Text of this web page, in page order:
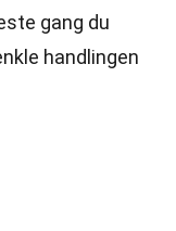
gang du
handlingen